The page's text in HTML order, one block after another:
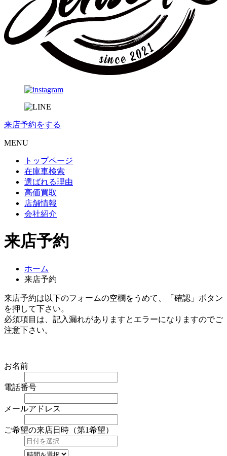
来店予約をする
MENU
トップページ
在庫車検索
選ばれる理由
高価買取
店舗情報
会社紹介
来店予約
ホーム
来店予約
来店予約は以下のフォームの空欄をうめて、「確認」ボタン
を押して下さい。
必須項目は、記入漏れがありますとエラーになりますのでご
注意下さい。
お名前
電話番号
メールアドレス
ご希望の来店日時（第1希望）